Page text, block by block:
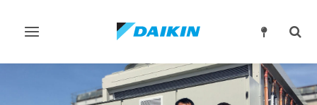
Przełącz